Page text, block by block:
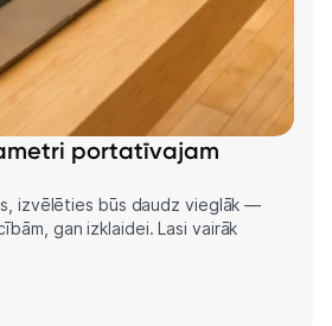
portatīvajam
izvēlēties būs daudz vieglāk —
gan izklaidei. Lasi vairāk